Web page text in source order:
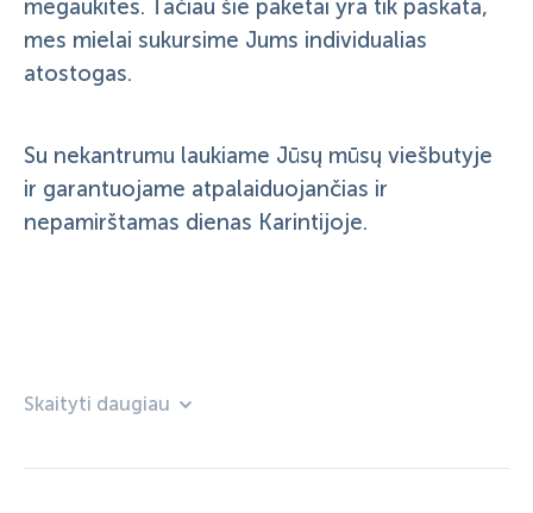
mėgaukitės. Tačiau šie paketai yra tik paskata,
mes mielai sukursime Jums individualias
atostogas.
Su nekantrumu laukiame Jūsų mūsų viešbutyje
ir garantuojame atpalaiduojančias ir
nepamirštamas dienas Karintijoje.
Skaityti daugiau